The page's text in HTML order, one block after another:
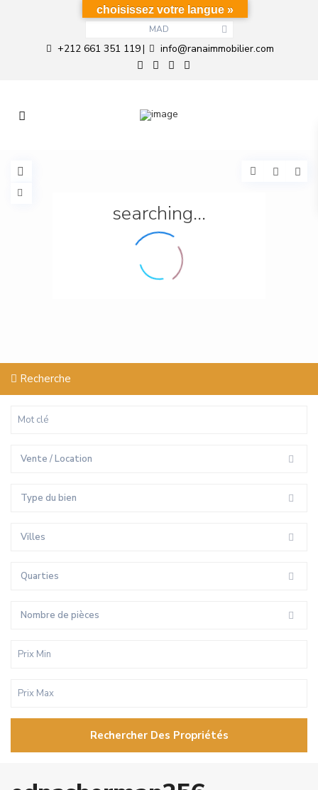
MAD
+212 661 351 119| info@ranaimmobilier.com
searching...
Recherche
Vente / Location
Type du bien
Villes
Quarties
Nombre de pièces
Rechercher Des Propriétés
choisissez votre langue »